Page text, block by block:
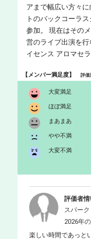
アまで幅広い方々
トのバックコーラ
参加。 現在はその
営のライブ出演を
イセンス アロマセ
【メンバー満足度】評価
大変満足
ほぼ満足
まあまあ
やや不満
大変不満
評価者情
スパー
2026年
楽しい時間であっと